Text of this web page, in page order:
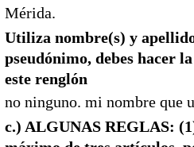
Mérida.
Utiliza nombre(s) y
pseudónimo, debes hacer
este renglón
no ninguno. mi nombre que
c.) ALGUNAS REGLAS: